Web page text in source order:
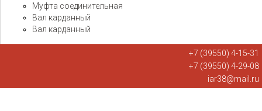
Муфта соединительная
Вал карданный
Вал карданный
+7 (39550) 4-15-31
+7 (39550) 4-29-08
iar38@mail.ru